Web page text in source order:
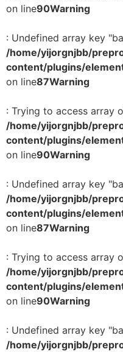
on line90Warning
: Undefined array key
/home/yijorgnjbb/
content/plugins/
on line87Warning
: Trying to access array
/home/yijorgnjbb/
content/plugins/
on line90Warning
: Undefined array key
/home/yijorgnjbb/
content/plugins/
on line87Warning
: Trying to access array
/home/yijorgnjbb/
content/plugins/
on line90Warning
: Undefined array key
/home/yijorgnjbb/